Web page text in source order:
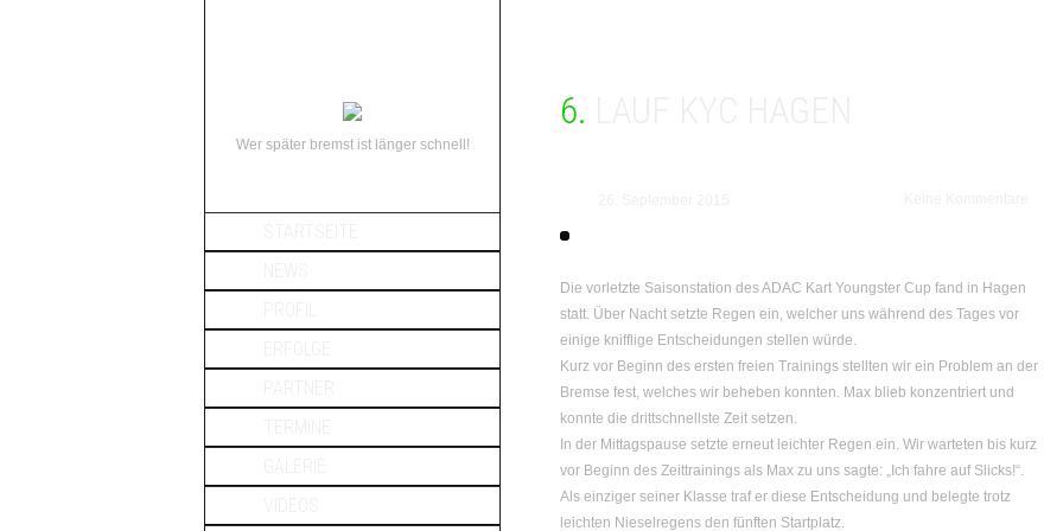
Wer später bremst ist länger schnell!
Die vorletzte Saisonstation des ADAC Kart Youngster Cup fand in Hagen
statt. Über Nacht setzte Regen ein, welcher uns während des Tages vor
einige knifflige Entscheidungen stellen würde.
Kurz vor Beginn des ersten freien Trainings stellten wir ein Problem an der
Bremse fest, welches wir beheben konnten. Max blieb konzentriert und
konnte die drittschnellste Zeit setzen.
In der Mittagspause setzte erneut leichter Regen ein. Wir warteten bis kurz
vor Beginn des Zeittrainings als Max zu uns sagte: „Ich fahre auf Slicks!“.
Als einziger seiner Klasse traf er diese Entscheidung und belegte trotz
leichten Nieselregens den fünften Startplatz.